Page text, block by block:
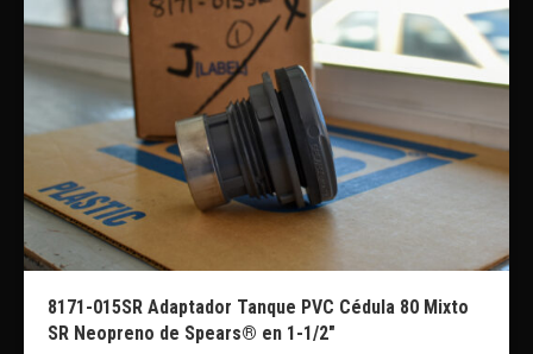
8171-015SR Adaptador Tanque PVC Cédula 80 Mixto
SR Neopreno de Spears® en 1-1/2″